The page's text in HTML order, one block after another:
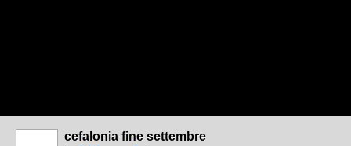
cefalonia fine settembre